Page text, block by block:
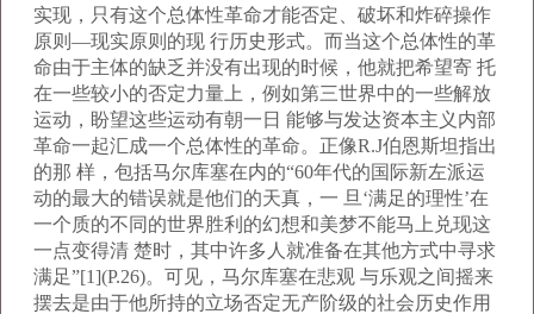
实现，只有这个总体性革命才能否定、破坏和炸碎操作
原则—现实原则的现 行历史形式。而当这个总体性的革
命由于主体的缺乏并没有出现的时候，他就把希望寄 托
在一些较小的否定力量上，例如第三世界中的一些解放
运动，盼望这些运动有朝一日 能够与发达资本主义内部
革命一起汇成一个总体性的革命。正像R.J伯恩斯坦指出
的那 样，包括马尔库塞在内的“60年代的国际新左派运
动的最大的错误就是他们的天真，一 旦‘满足的理性’在
一个质的不同的世界胜利的幻想和美梦不能马上兑现这
一点变得清 楚时，其中许多人就准备在其他方式中寻求
满足”[1](P.26)。可见，马尔库塞在悲观 与乐观之间摇来
摆去是由于他所持的立场否定无产阶级的社会历史作用